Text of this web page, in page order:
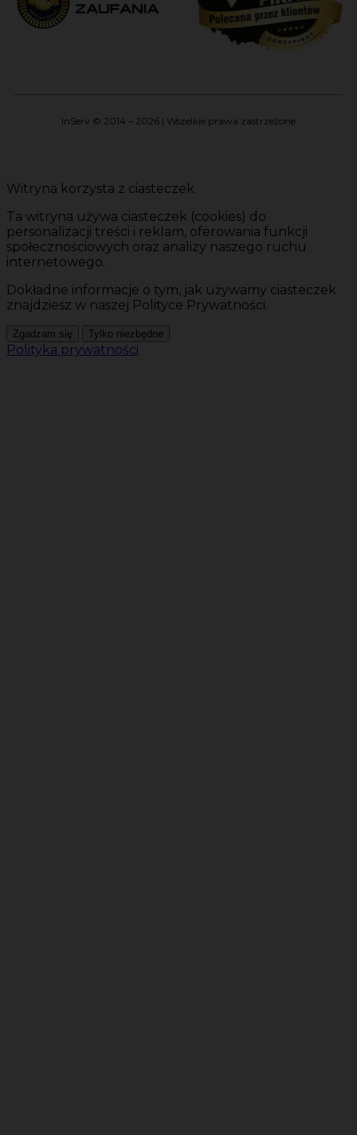
InServ © 2014 – 2026 | Wszelkie prawa zastrzeżone
Witryna korzysta z ciasteczek
Ta witryna używa ciasteczek (cookies) do
personalizacji treści i reklam, oferowania funkcji
społecznościowych oraz analizy naszego ruchu
internetowego.
Dokładne informacje o tym, jak używamy ciasteczek
znajdziesz w naszej Polityce Prywatności.
Zgadzam się Tylko niezbędne
Polityka prywatności